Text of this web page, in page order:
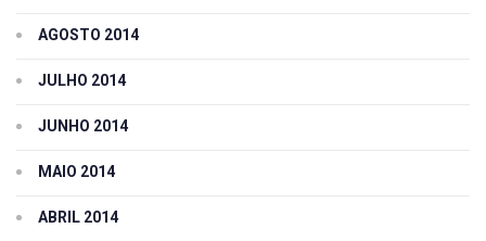
AGOSTO 2014
JULHO 2014
JUNHO 2014
MAIO 2014
ABRIL 2014